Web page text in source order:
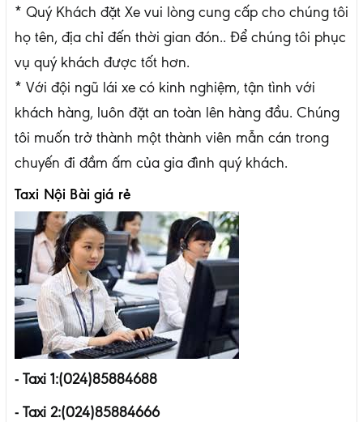
* Quý Khách đặt Xe vui lòng cung cấp cho chúng tôi
họ tên, địa chỉ đến thời gian đón.. Để chúng tôi phục
vụ quý khách được tốt hơn.
* Với đội ngũ lái xe có kinh nghiệm, tận tình với
khách hàng, luôn đặt an toàn lên hàng đầu. Chúng
tôi muốn trở thành một thành viên mẫn cán trong
chuyến đi đầm ấm của gia đình quý khách.
Taxi Nội Bài giá rẻ
- Taxi 1:(024)85884688
- Taxi 2:(024)85884666